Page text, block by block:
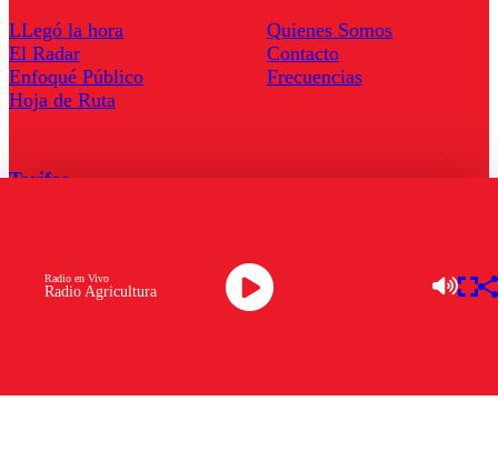
Radio Agricultura
Radio en Vivo
LLegó la hora
El Radar
Enfoqué Público
Hoja de Ruta
Quienes Somos
Contacto
Frecuencias
Tarifas
Descarga la APP